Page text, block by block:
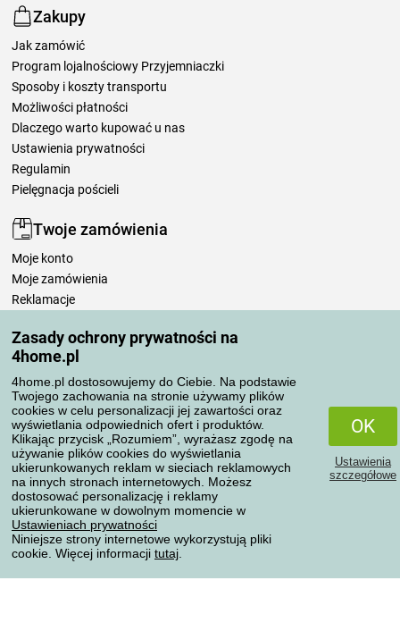
Zasady ochrony prywatności na
4home.pl
4home.pl dostosowujemy do Ciebie. Na podstawie
Twojego zachowania na stronie używamy plików
cookies w celu personalizacji jej zawartości oraz
wyświetlania odpowiednich ofert i produktów.
Klikając przycisk „Rozumiem”, wyrażasz zgodę na
używanie plików cookies do wyświetlania
ukierunkowanych reklam w sieciach reklamowych
na innych stronach internetowych. Możesz
dostosować personalizację i reklamy
ukierunkowane w dowolnym momencie w
Ustawieniach prywatności
Niniejsze strony internetowe wykorzystują pliki
cookie. Więcej informacji tutaj
OK
Ustawienia
szczegółowe
Zakupy
Jak zamówić
Program lojalnościowy Przyjemniaczki
Sposoby i koszty transportu
Możliwości płatności
Dlaczego warto kupować u nas
Ustawienia prywatności
Regulamin
Pielęgnacja pościeli
Twoje zamówienia
Moje konto
Moje zamówienia
Reklamacje
Zasady przetwarzania recenzji
Sposoby transportu
Metody płatności
Niezawodny sklep